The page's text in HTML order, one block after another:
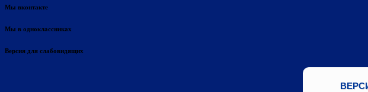
Мы вконтакте
Мы в одноклассниках
Версия для слабовидящих